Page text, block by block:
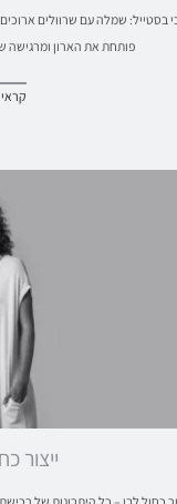
בסטייל: שמלה עם שרוולים
פותחת את הארון ומרגישה
ייצור